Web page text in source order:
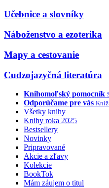
Učebnice a slovníky
Náboženstvo a ezoterika
Mapy a cestovanie
Cudzojazyčná literatúra
Knihomoľský pomocník
Odporúčame pre vás
Všetky knihy
Knihy roka 2025
Bestsellery
Novinky
Pripravované
Akcie a zľavy
Kolekcie
BookTok
Mám záujem o titul